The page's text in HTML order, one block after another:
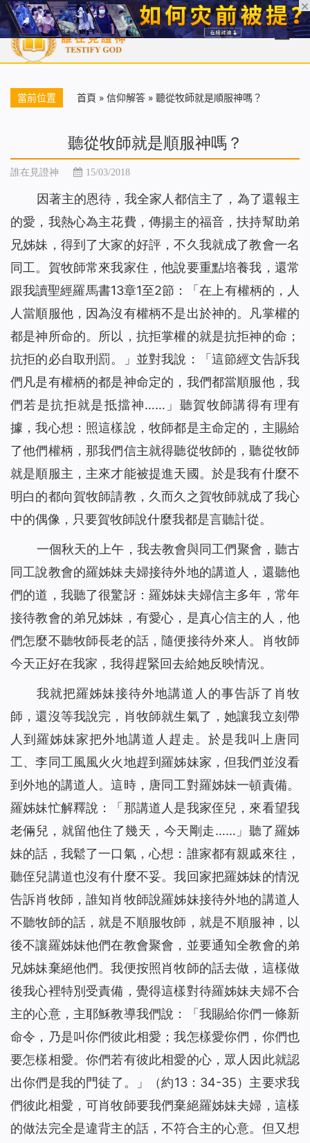
首頁 每日靈糧 天國福音 基督徒見證 信仰解答 聖經
當前位置 首頁 » 信仰解答 » 聽從牧師就是順服神嗎？
聽從牧師就是順服神嗎？
誰在見證神 15/03/2018
因著主的恩待，我全家人都信主了，為了還報主
的愛，我熱心為主花費，傳揚主的福音，扶持幫助弟
兄姊妹，得到了大家的好評，不久我就成了教會一名
同工。賀牧師常來我家住，他說要重點培養我，還常
跟我讀聖經羅馬書13章1至2節：「在上有權柄的，人
人當順服他，因為沒有權柄不是出於神的。凡掌權的
都是神所命的。所以，抗拒掌權的就是抗拒神的命；
抗拒的必自取刑罰。」並對我說：「這節經文告訴我
們凡是有權柄的都是神命定的，我們都當順服他，我
們若是抗拒就是抵擋神……」聽賀牧師講得有理有
據，我心想：照這樣說，牧師都是主命定的，主賜給
了他們權柄，那我們信主就得聽從牧師的，聽從牧師
就是順服主，主來才能被提進天國。於是我有什麼不
明白的都向賀牧師請教，久而久之賀牧師就成了我心
中的偶像，只要賀牧師說什麼我都是言聽計從。
一個秋天的上午，我去教會與同工們聚會，聽古
同工說教會的羅姊妹夫婦接待外地的講道人，還聽他
們的道，我聽了很驚訝：羅姊妹夫婦信主多年，常年
接待教會的弟兄姊妹，有愛心，是真心信主的人，他
們怎麼不聽牧師長老的話，隨便接待外來人。肖牧師
今天正好在我家，我得趕緊回去給她反映情況。
我就把羅姊妹接待外地講道人的事告訴了肖牧
師，還沒等我說完，肖牧師就生氣了，她讓我立刻帶
人到羅姊妹家把外地講道人趕走。於是我叫上唐同
工、李同工風風火火地趕到羅姊妹家，但我們並沒看
到外地的講道人。這時，唐同工對羅姊妹一頓責備。
羅姊妹忙解釋說：「那講道人是我家侄兒，來看望我
老倆兒，就留他住了幾天，今天剛走……」聽了羅姊
妹的話，我鬆了一口氣，心想：誰家都有親戚來往，
聽侄兒講道也沒有什麼不妥。我回家把羅姊妹的情況
告訴肖牧師，誰知肖牧師說羅姊妹接待外地的講道人
不聽牧師的話，就是不順服牧師，就是不順服神，以
後不讓羅姊妹他們在教會聚會，並要通知全教會的弟
兄姊妹棄絕他們。我便按照肖牧師的話去做，這樣做
後我心裡特別受責備，覺得這樣對待羅姊妹夫婦不合
主的心意，主耶穌教導我們說：「 我賜給你們一條新
命令，乃是叫你們彼此相愛；我怎樣愛你們，你們也
要怎樣相愛。你們若有彼此相愛的心，眾人因此就認
出你們是我的門徒了。
」（約13：34-35）主要求我
們彼此相愛，可肖牧師要我們棄絕羅姊妹夫婦，這樣
的做法完全是違背主的話，不符合主的心意。但又想